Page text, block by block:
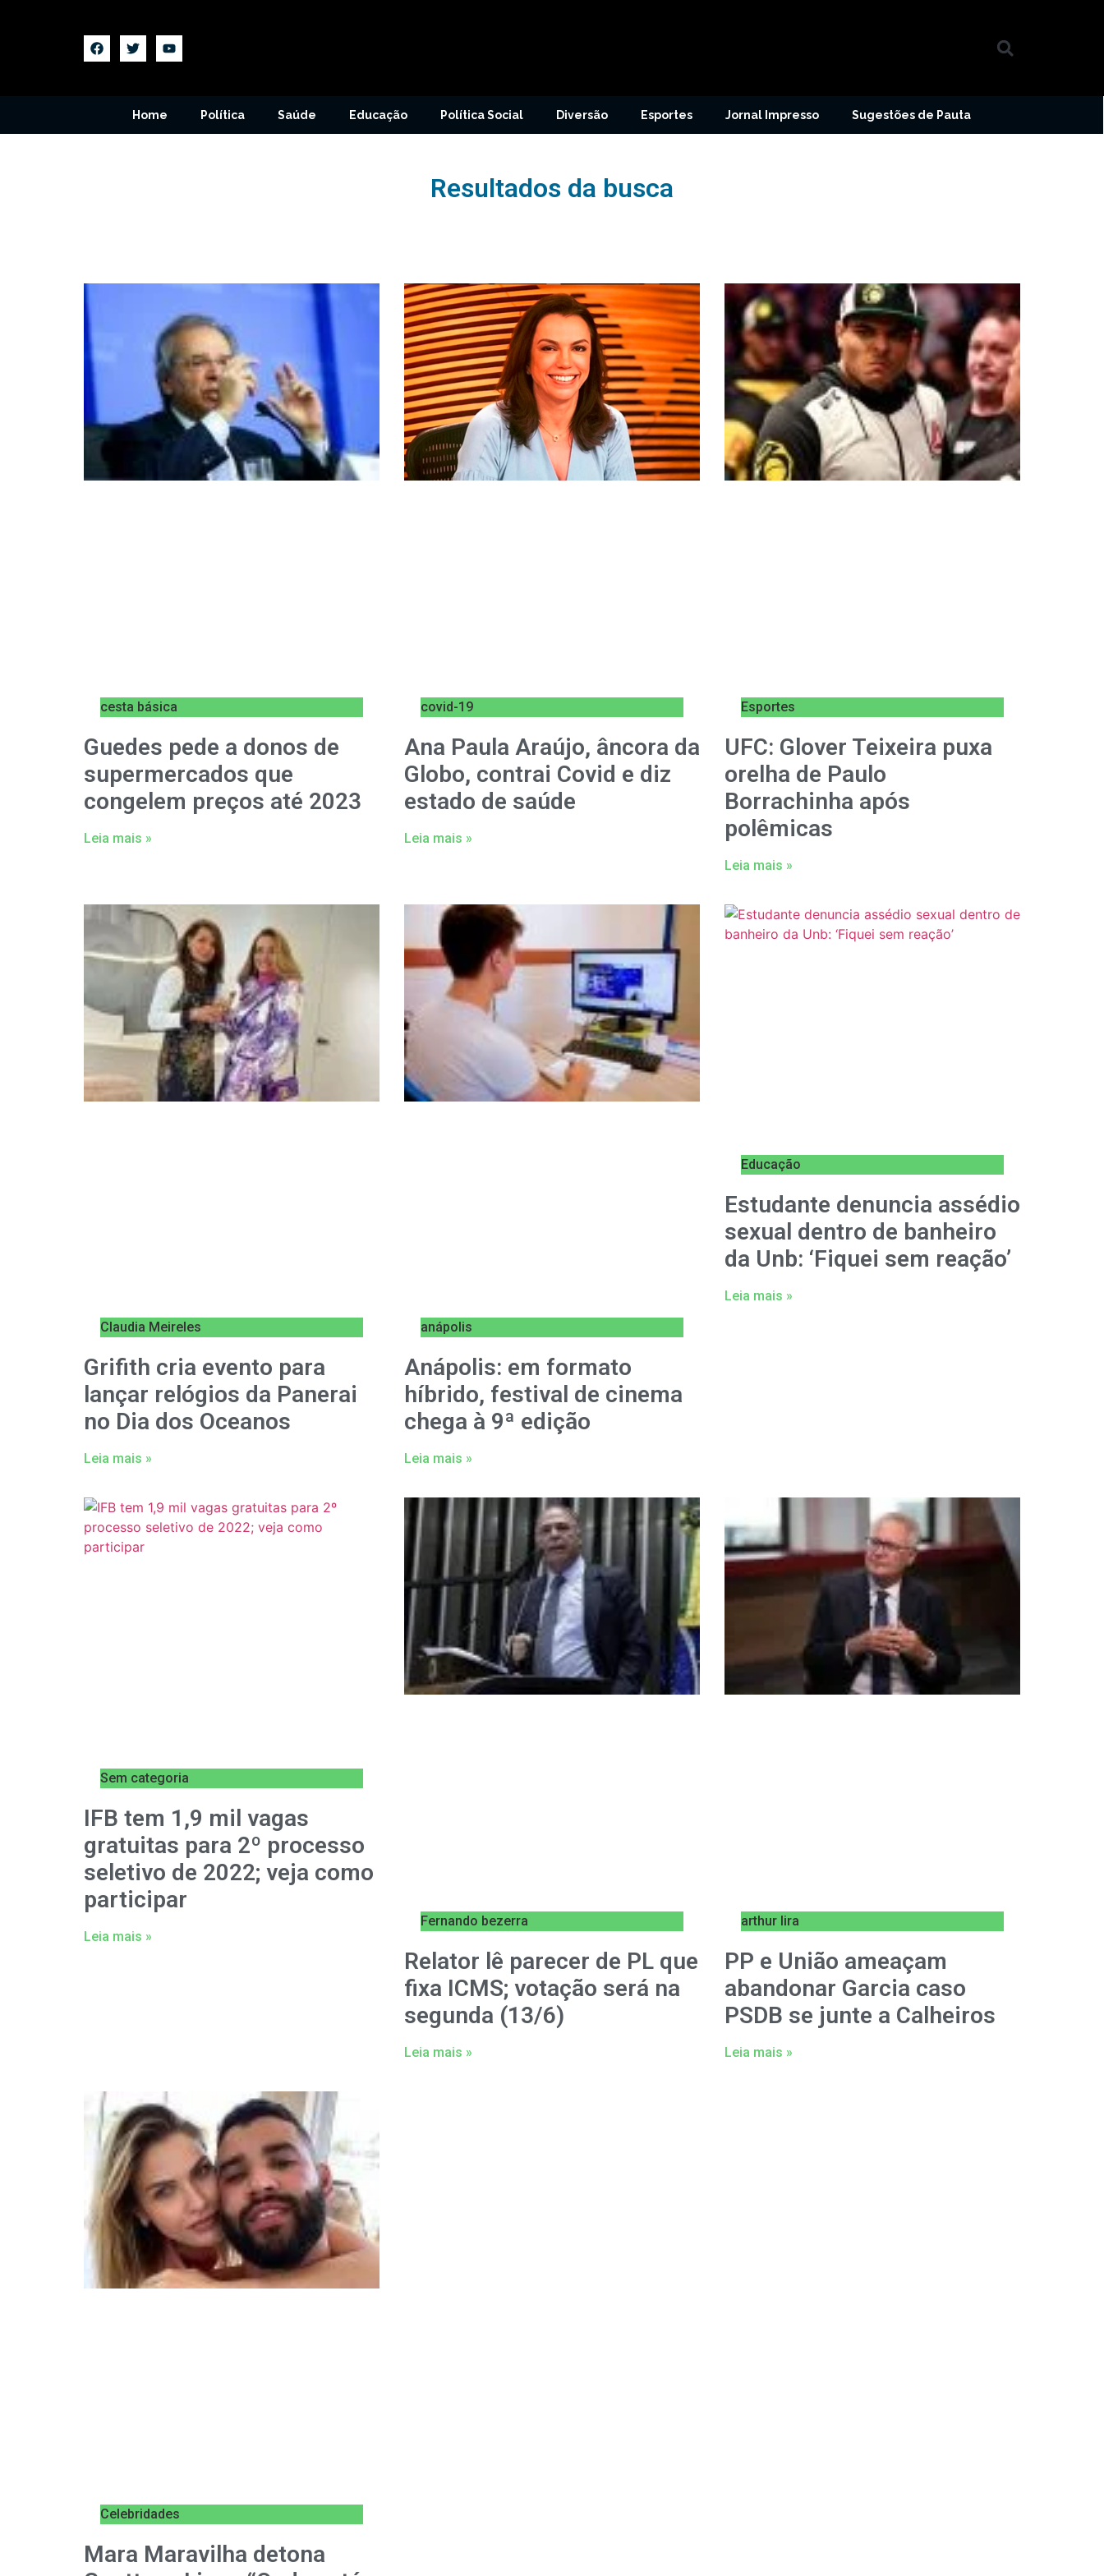
Home Política Saúde Educação Política Social Diversão Esportes Jornal Impresso Sugestões de Pauta
Resultados da busca
cesta básica
Guedes pede a donos de
supermercados que
congelem preços até 2023
Leia mais »
covid-19
Ana Paula Araújo, âncora da
Globo, contrai Covid e diz
estado de saúde
Leia mais »
Esportes
UFC: Glover Teixeira puxa
orelha de Paulo
Borrachinha após
polêmicas
Leia mais »
Claudia Meireles
Grifith cria evento para
lançar relógios da Panerai
no Dia dos Oceanos
Leia mais »
anápolis
Anápolis: em formato
híbrido, festival de cinema
chega à 9ª edição
Leia mais »
Educação
Estudante denuncia assédio
sexual dentro de banheiro
da Unb: ‘Fiquei sem reação’
Leia mais »
Sem categoria
IFB tem 1,9 mil vagas
gratuitas para 2º processo
seletivo de 2022; veja como
participar
Leia mais »
Fernando bezerra
Relator lê parecer de PL que
fixa ICMS; votação será na
segunda (13/6)
Leia mais »
arthur lira
PP e União ameaçam
abandonar Garcia caso
PSDB se junte a Calheiros
Leia mais »
Celebridades
Mara Maravilha detona